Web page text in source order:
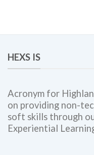
HEXS IS
Acronym for
on providing non-
soft skills through
Experiential